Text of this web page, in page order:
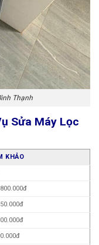
Thạnh
Sửa Máy Lọc
KHẢO